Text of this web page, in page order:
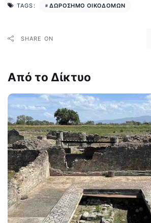
TAGS: ΔΩΡΟΣΗΜΟ ΟΙΚΟΔΟΜΩΝ
SHARE ON
Από το Δίκτυο